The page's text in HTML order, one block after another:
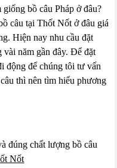
bồ câu Pháp ở đâu?
câu tại Thốt Nốt ở đâu giá
Hiện nay nhu cầu đặt
vài năm gần đây. Để đặt
động để chúng tôi tư vấn
thì nên tìm hiểu phương
đúng chất lượng bồ câu
Nốt